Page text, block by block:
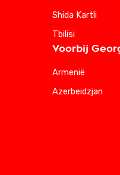
Shida Kartli
Tbilisi
Voorbij
Armenië
Azerbeidzjan